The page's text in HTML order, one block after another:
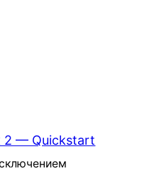
2 — Quickstart